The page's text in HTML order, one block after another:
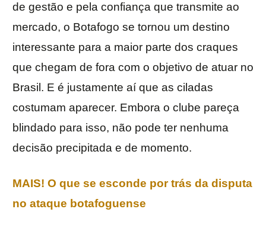
de gestão e pela confiança que transmite ao
mercado, o Botafogo se tornou um destino
interessante para a maior parte dos craques
que chegam de fora com o objetivo de atuar no
Brasil. E é justamente aí que as ciladas
costumam aparecer. Embora o clube pareça
blindado para isso, não pode ter nenhuma
decisão precipitada e de momento.
MAIS! O que se esconde por trás da disputa
no ataque botafoguense